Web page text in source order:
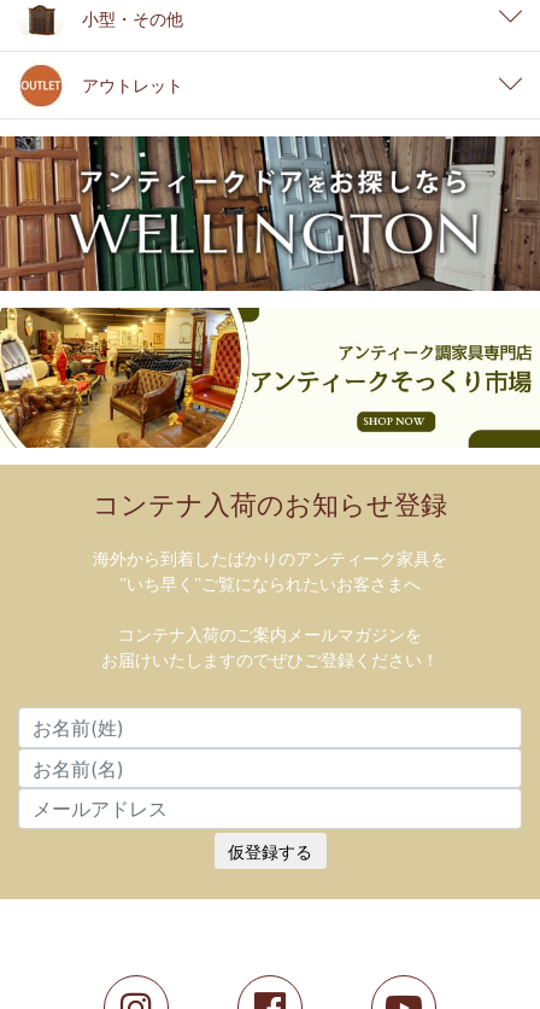
小型・その他
アウトレット
コンテナ入荷のお知らせ登録
海外から到着したばかりのアンティーク家具を
”いち早く”ご覧になられたいお客さまへ
コンテナ入荷のご案内メールマガジンを
お届けいたしますのでぜひご登録ください！
仮登録する